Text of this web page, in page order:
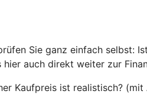
Sie ganz einfach selbst:
auch direkt weiter zur
Kaufpreis ist realistisch?